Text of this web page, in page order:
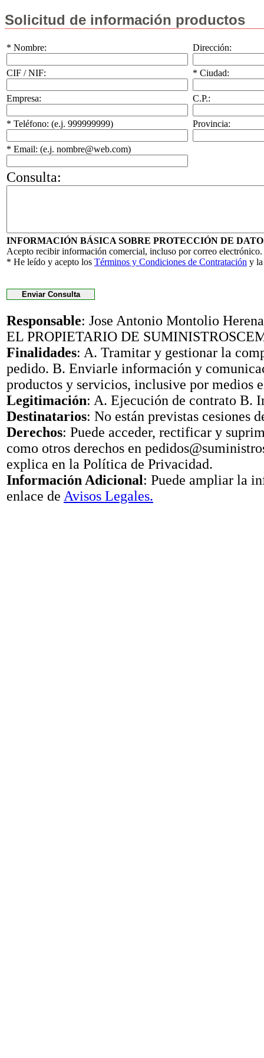
Solicitud de información productos
* Nombre: Dirección:
CIF / NIF: * Ciudad:
Empresa: C.P.:
* Teléfono: (e.j. 999999999) Provincia:
* Email: (e.j. nombre@web.com)
Consulta:
INFORMACIÓN BÁSICA SOBRE PROTECCIÓN DE
Acepto recibir información comercial, incluso por correo electrónico.
* He leído y acepto los Términos y Condiciones de Contratación y
Responsable: Jose Antonio Montolio
EL PROPIETARIO DE
Finalidades: A. Tramitar y gestionar la
pedido. B. Enviarle información y
productos y servicios, inclusive por medios
Legitimación: A. Ejecución de contrato B.
Destinatarios: No están previstas cesiones
Derechos: Puede acceder, rectificar y
como otros derechos en
explica en la Política de Privacidad.
Información Adicional: Puede ampliar la
enlace de Avisos Legales.